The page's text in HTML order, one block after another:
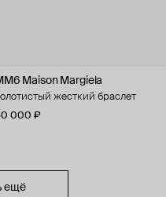
Maison Margiela
жесткий браслет
000 ₽
ещё